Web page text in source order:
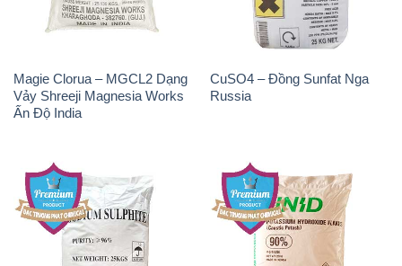
Magie Clorua – MGCL2 Dạng
Vảy Shreeji Magnesia Works
Ấn Độ India
CuSO4 – Đồng Sunfat Nga
Russia